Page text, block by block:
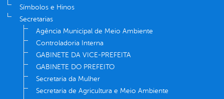
Símbolos e Hinos
Secretarias
Agência Municipal de Meio Ambiente
Controladoria Interna
GABINETE DA VICE-PREFEITA
GABINETE DO PREFEITO
Secretaria da Mulher
Secretaria de Agricultura e Meio Ambiente